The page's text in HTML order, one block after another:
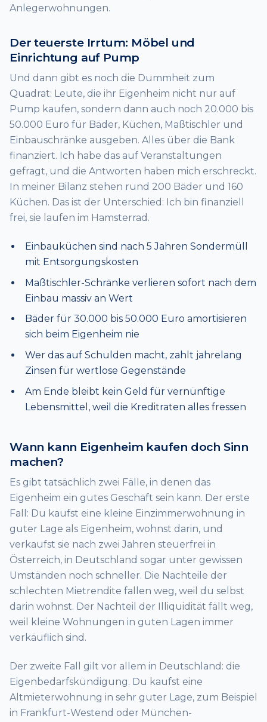
Anlegerwohnungen.
Der teuerste Irrtum: Möbel und
Einrichtung auf Pump
Und dann gibt es noch die Dummheit zum
Quadrat: Leute, die ihr Eigenheim nicht nur auf
Pump kaufen, sondern dann auch noch 20.000 bis
50.000 Euro für Bäder, Küchen, Maßtischler und
Einbauschränke ausgeben. Alles über die Bank
finanziert. Ich habe das auf Veranstaltungen
gefragt, und die Antworten haben mich erschreckt.
In meiner Bilanz stehen rund 200 Bäder und 160
Küchen. Das ist der Unterschied: Ich bin finanziell
frei, sie laufen im Hamsterrad.
Einbauküchen sind nach 5 Jahren Sondermüll
mit Entsorgungskosten
Maßtischler-Schränke verlieren sofort nach dem
Einbau massiv an Wert
Bäder für 30.000 bis 50.000 Euro amortisieren
sich beim Eigenheim nie
Wer das auf Schulden macht, zahlt jahrelang
Zinsen für wertlose Gegenstände
Am Ende bleibt kein Geld für vernünftige
Lebensmittel, weil die Kreditraten alles fressen
Wann kann Eigenheim kaufen doch Sinn
machen?
Es gibt tatsächlich zwei Fälle, in denen das
Eigenheim ein gutes Geschäft sein kann. Der erste
Fall: Du kaufst eine kleine Einzimmerwohnung in
guter Lage als Eigenheim, wohnst darin, und
verkaufst sie nach zwei Jahren steuerfrei in
Österreich, in Deutschland sogar unter gewissen
Umständen noch schneller. Die Nachteile der
schlechten Mietrendite fallen weg, weil du selbst
darin wohnst. Der Nachteil der Illiquidität fällt weg,
weil kleine Wohnungen in guten Lagen immer
verkäuflich sind.
Der zweite Fall gilt vor allem in Deutschland: die
Eigenbedarfskündigung. Du kaufst eine
Altmieterwohnung in sehr guter Lage, zum Beispiel
in Frankfurt-Westend oder München-